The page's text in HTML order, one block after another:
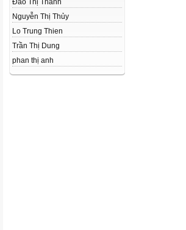
Đào Thị Thành
Nguyễn Thị Thủy
Lo Trung Thien
Trần Thị Dung
phan thị anh